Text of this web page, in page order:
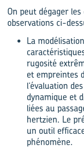
On peut dégager
observations ci-
La
rugosité
et empreintes
l’évaluation
dynamique et
liées au
hertzien. Le
un outil
phénomène.